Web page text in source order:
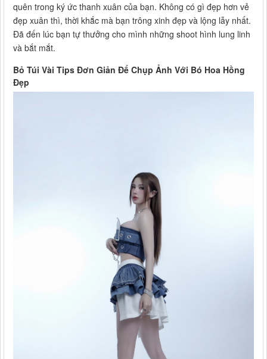
quên trong ký ức thanh xuân của bạn. Không có gì đẹp hơn vẻ
đẹp xuân thì, thời khắc mà bạn trông xinh đẹp và lộng lẫy nhất.
Đã đến lúc bạn tự thưởng cho mình những shoot hình lung linh
và bắt mắt.
Bỏ Túi Vài Tips Đơn Giản Để Chụp Ảnh Với Bó Hoa Hồng
Đẹp